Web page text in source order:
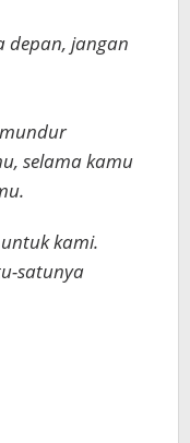
depan, jangan
selama kamu
kami.
satunya